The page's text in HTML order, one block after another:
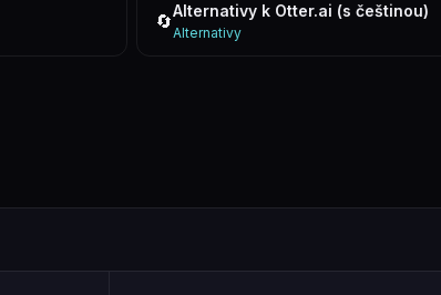
🔄Alternativy k Otter.ai (s češtinou)
Alternativy